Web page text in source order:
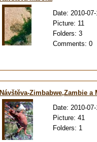
Date: 2010-
Picture: 11
Folders: 3
Comments: 0
Návštěva-Zimbabwe,Zambie a
Date: 2010-
Picture: 41
Folders: 1